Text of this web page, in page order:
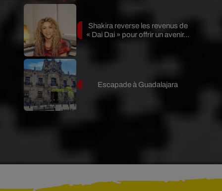
Shakira reverse les revenus de
« Dai Dai » pour offrir un avenir...
Escapade à Guadalajara